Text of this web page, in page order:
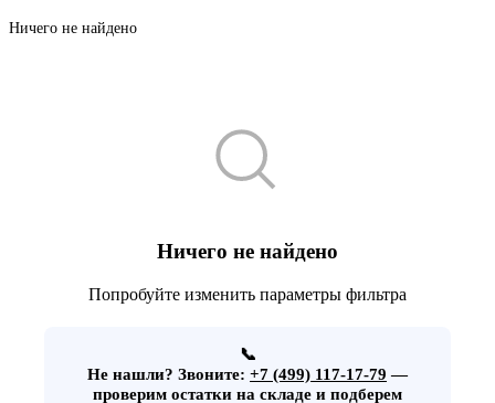
Ничего не найдено
Ничего не найдено
Попробуйте изменить параметры фильтра
📞
Не нашли? Звоните: +7 (499) 117-17-79 —
проверим остатки на складе и подберем